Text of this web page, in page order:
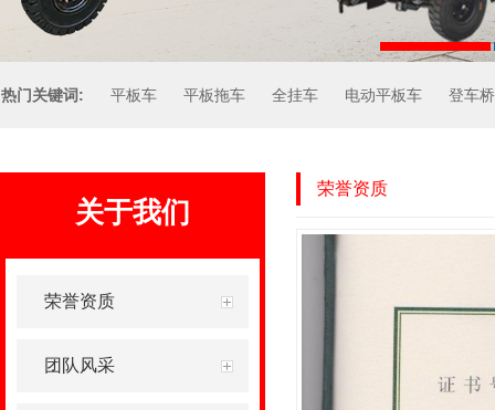
热门关键词: 平板车 平板拖车 全挂车 电动平板车 登车桥
关于我们
荣誉资质
团队风采
荣誉资质